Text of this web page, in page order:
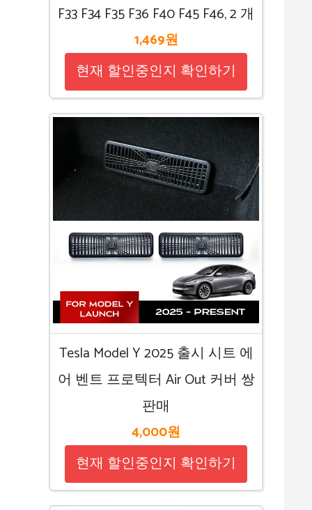
F33 F34 F35 F36 F40 F45 F46, 2 개
1,469원
현재 할인중인지 확인하기
Tesla Model Y 2025 출시 시트 에
어 벤트 프로텍터 Air Out 커버 쌍
판매
4,000원
현재 할인중인지 확인하기